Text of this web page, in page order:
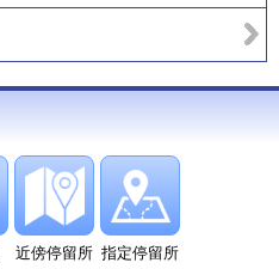
近傍停留所 指定停留所